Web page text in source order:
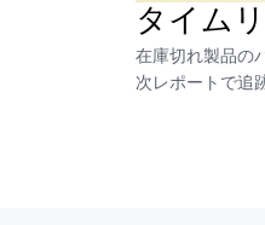
タイム
在庫切れ製品の
次レポートで追